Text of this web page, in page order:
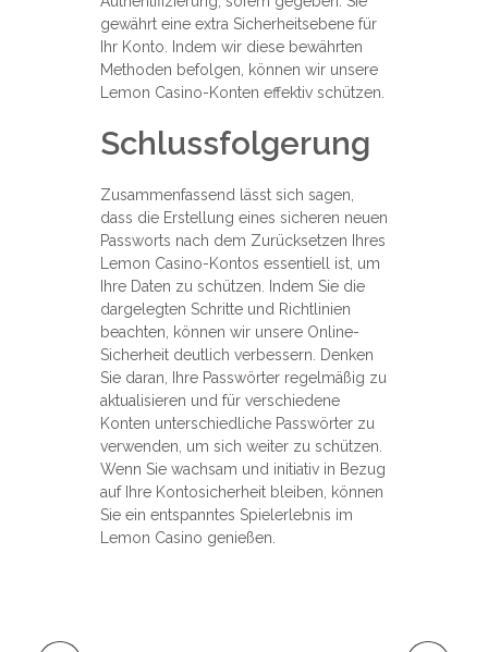
gewährt eine extra Sicherheitsebene für
Ihr Konto. Indem wir diese bewährten
Methoden befolgen, können wir unsere
Lemon Casino-Konten effektiv schützen.
Schlussfolgerung
Zusammenfassend lässt sich sagen,
dass die Erstellung eines sicheren neuen
Passworts nach dem Zurücksetzen Ihres
Lemon Casino-Kontos essentiell ist, um
Ihre Daten zu schützen. Indem Sie die
dargelegten Schritte und Richtlinien
beachten, können wir unsere Online-
Sicherheit deutlich verbessern. Denken
Sie daran, Ihre Passwörter regelmäßig zu
aktualisieren und für verschiedene
Konten unterschiedliche Passwörter zu
verwenden, um sich weiter zu schützen.
Wenn Sie wachsam und initiativ in Bezug
auf Ihre Kontosicherheit bleiben, können
Sie ein entspanntes Spielerlebnis im
Lemon Casino genießen.